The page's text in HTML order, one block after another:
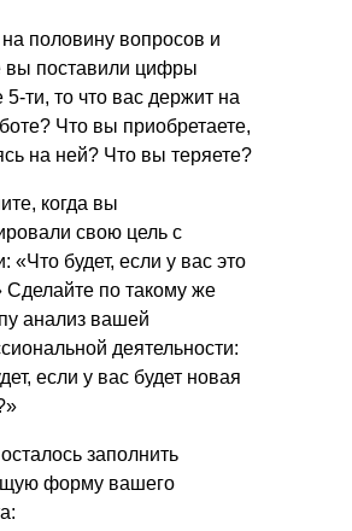
половину вопросов и
вы поставили цифры
ти, то что вас держит на
Что вы приобретаете,
на ней? Что вы теряете?
когда вы
свою цель с
«Что будет, если у вас это
Сделайте по такому же
анализ вашей
деятельности:
если у вас будет новая
заполнить
форму вашего